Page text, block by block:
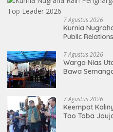
7 Agustus 2026
Kurnia
Public
7 Agustus 2026
Warga Nias
Bawa
7 Agustus 2026
Keempat
Tao Toba